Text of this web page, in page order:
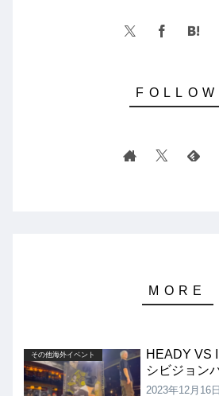
その他海外イベント
HEADY VS
シビジョン
2023年12月16